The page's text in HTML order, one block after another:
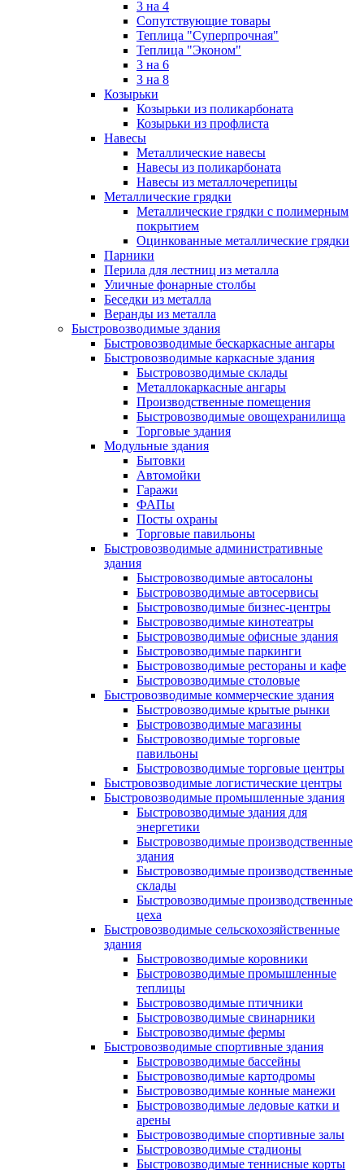
3 на 4
Сопутствующие товары
Теплица "Суперпрочная"
Теплица "Эконом"
3 на 6
3 на 8
Козырьки
Козырьки из поликарбоната
Козырьки из профлиста
Навесы
Металлические навесы
Навесы из поликарбоната
Навесы из металлочерепицы
Металлические грядки
Металлические грядки с полимерным
покрытием
Оцинкованные металлические грядки
Парники
Перила для лестниц из металла
Уличные фонарные столбы
Беседки из металла
Веранды из металла
Быстровозводимые здания
Быстровозводимые бескаркасные ангары
Быстровозводимые каркасные здания
Быстровозводимые склады
Металлокаркасные ангары
Производственные помещения
Быстровозводимые овощехранилища
Торговые здания
Модульные здания
Бытовки
Автомойки
Гаражи
ФАПы
Посты охраны
Торговые павильоны
Быстровозводимые административные
здания
Быстровозводимые автосалоны
Быстровозводимые автосервисы
Быстровозводимые бизнес-центры
Быстровозводимые кинотеатры
Быстровозводимые офисные здания
Быстровозводимые паркинги
Быстровозводимые рестораны и кафе
Быстровозводимые столовые
Быстровозводимые коммерческие здания
Быстровозводимые крытые рынки
Быстровозводимые магазины
Быстровозводимые торговые
павильоны
Быстровозводимые торговые центры
Быстровозводимые логистические центры
Быстровозводимые промышленные здания
Быстровозводимые здания для
энергетики
Быстровозводимые производственные
здания
Быстровозводимые производственные
склады
Быстровозводимые производственные
цеха
Быстровозводимые сельскохозяйственные
здания
Быстровозводимые коровники
Быстровозводимые промышленные
теплицы
Быстровозводимые птичники
Быстровозводимые свинарники
Быстровозводимые фермы
Быстровозводимые спортивные здания
Быстровозводимые бассейны
Быстровозводимые картодромы
Быстровозводимые конные манежи
Быстровозводимые ледовые катки и
арены
Быстровозводимые спортивные залы
Быстровозводимые стадионы
Быстровозводимые теннисные корты